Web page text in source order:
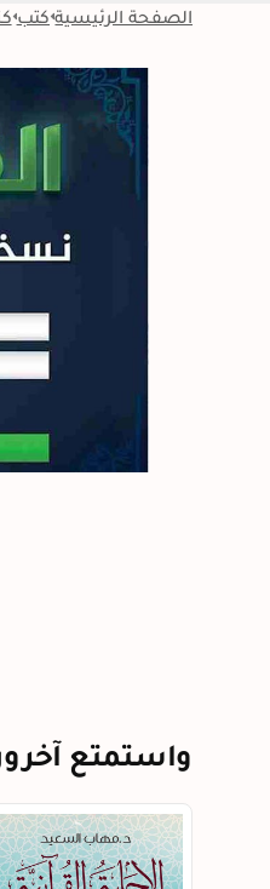
الصفحة الرئيسية كتب
واستمتع